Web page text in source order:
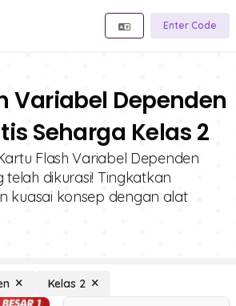
Enter Code
Variabel Dependen
Seharga Kelas 2
Flash Variabel Dependen
telah dikurasi! Tingkatkan
kuasai konsep dengan alat
Kelas 2